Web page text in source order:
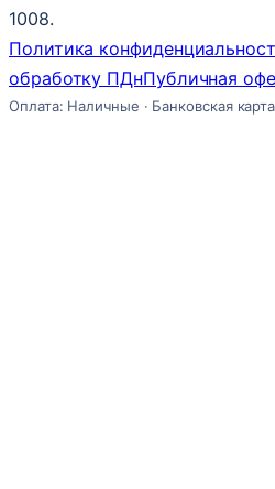
1008.
Политика
обработку ПДнПубличная
Оплата: Наличные · Банковская